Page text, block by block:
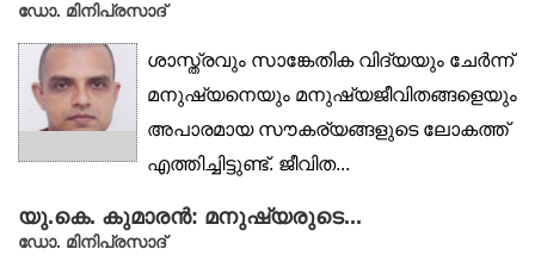
ഡോ. മിനിപ്രസാദ്
ശാസ്ത്രവും സാങ്കേതിക വിദ്യയും ചേർന്ന്
മനുഷ്യനെയും മനുഷ്യജീവിതങ്ങളെയും
അപാരമായ സൗകര്യങ്ങളുടെ ലോകത്ത്
എത്തിച്ചിട്ടുണ്ട്. ജീവിത...
യു.കെ. കുമാരൻ: മനുഷ്യരുടെ...
ഡോ. മിനിപ്രസാദ്